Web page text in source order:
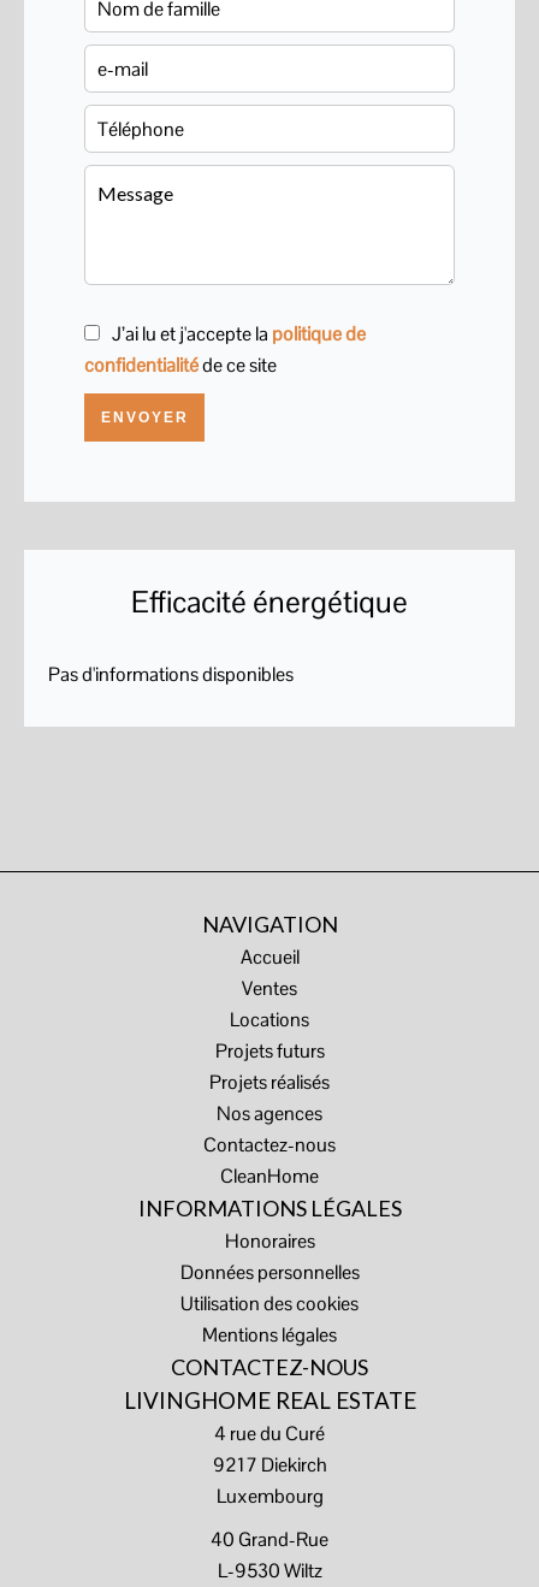
J’ai lu et j'accepte la politique de
confidentialitéde ce site
ENVOYER
Efficacité énergétique
Pas d'informations disponibles
NAVIGATION
Accueil
Ventes
Locations
Projets futurs
Projets réalisés
Nos agences
Contactez-nous
CleanHome
INFORMATIONS LÉGALES
Honoraires
Données personnelles
Utilisation des cookies
Mentions légales
CONTACTEZ-NOUS
LIVINGHOME REAL ESTATE
4 rue du Curé
9217 Diekirch
Luxembourg
40 Grand-Rue
L-9530 Wiltz